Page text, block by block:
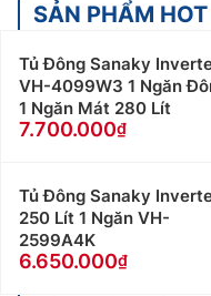
SẢN PHẨM HOT
Tủ Đông Sanaky
VH-4099W3 1 Ngăn
1 Ngăn Mát 280 Lít
7.700.000
Tủ Đông Sanaky
250 Lít 1 Ngăn VH-
2599A4K
6.650.000